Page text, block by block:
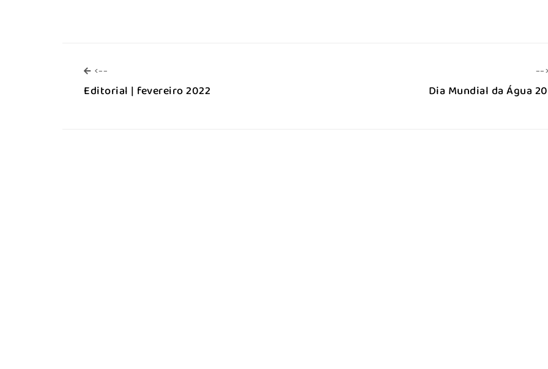
<--
Editorial | fevereiro 2022
--
Dia Mundial da Água